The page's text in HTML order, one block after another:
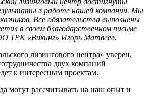
в работе нашей компании. Мы
Все обязательства выполнены
в своем благодарственном письме
ТРК «Викинг» Игорь Матвеев.
лизингового центра» уверен,
двух компаний
к интересным проектам.
могут рассчитывать на наш опыт и